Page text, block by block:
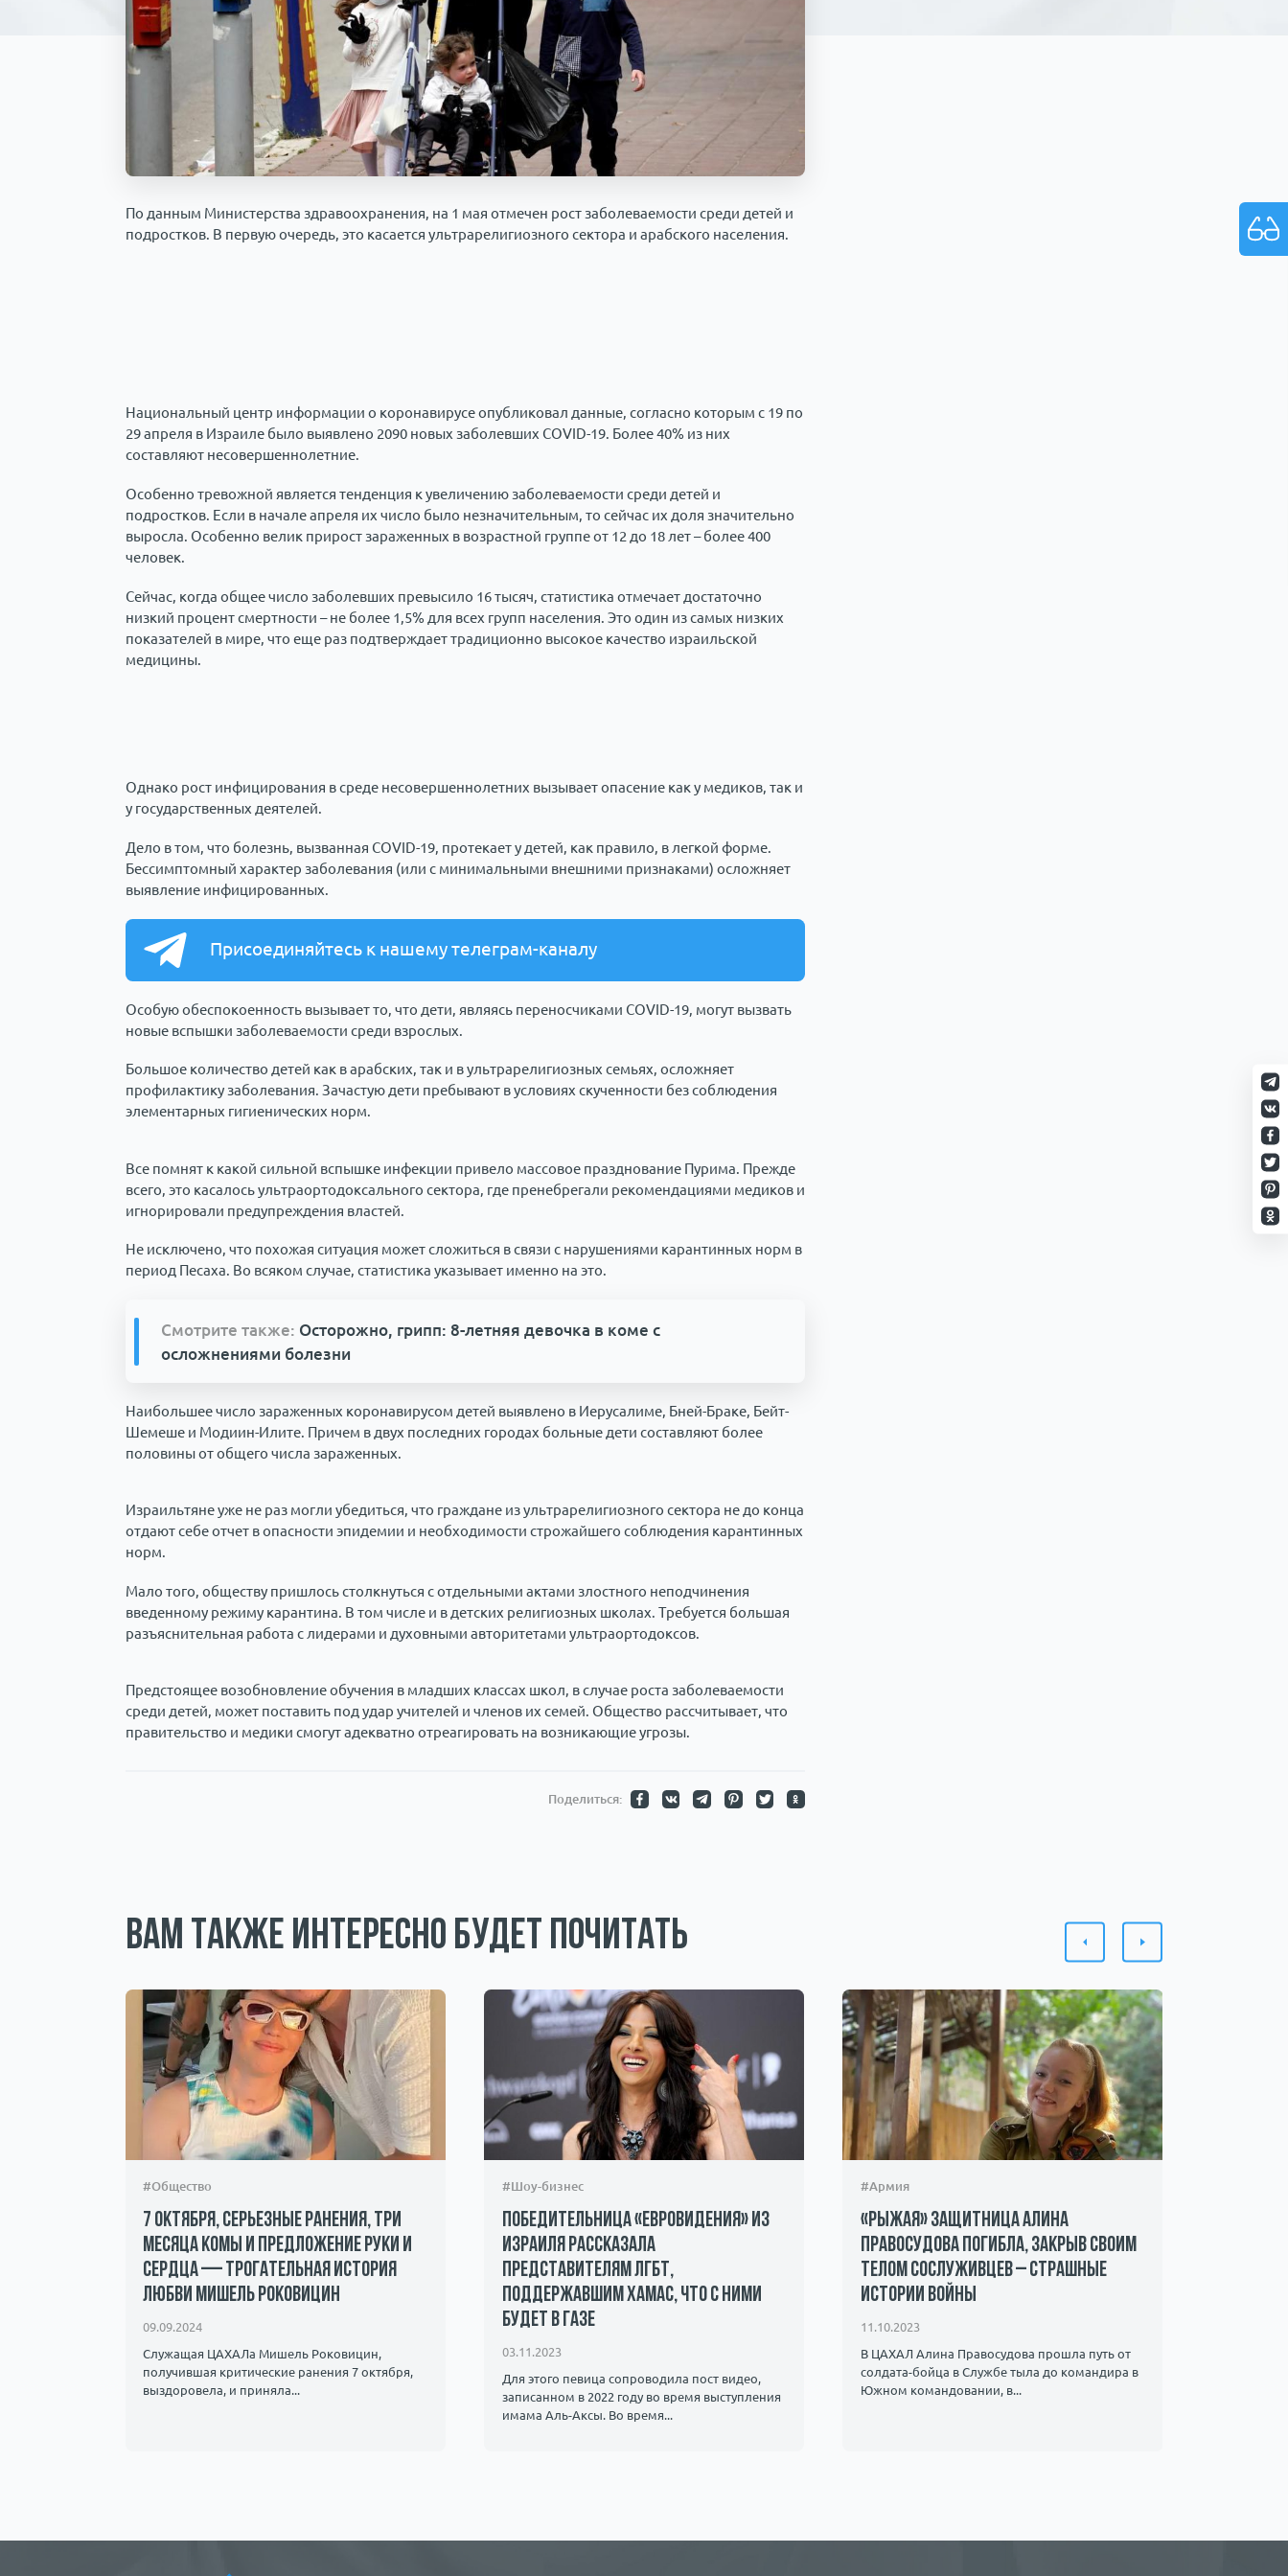
По данным Министерства здравоохранения, на 1 мая отмечен рост заболеваемости среди детей и
подростков. В первую очередь, это касается ультрарелигиозного сектора и арабского населения.
Национальный центр информации о коронавирусе опубликовал данные, согласно которым с 19 по
29 апреля в Израиле было выявлено 2090 новых заболевших COVID-19. Более 40% из них
составляют несовершеннолетние.
Особенно тревожной является тенденция к увеличению заболеваемости среди детей и
подростков. Если в начале апреля их число было незначительным, то сейчас их доля значительно
выросла. Особенно велик прирост зараженных в возрастной группе от 12 до 18 лет – более 400
человек.
Сейчас, когда общее число заболевших превысило 16 тысяч, статистика отмечает достаточно
низкий процент смертности – не более 1,5% для всех групп населения. Это один из самых низких
показателей в мире, что еще раз подтверждает традиционно высокое качество израильской
медицины.
Однако рост инфицирования в среде несовершеннолетних вызывает опасение как у медиков, так и
у государственных деятелей.
Дело в том, что болезнь, вызванная COVID-19, протекает у детей, как правило, в легкой форме.
Бессимптомный характер заболевания (или с минимальными внешними признаками) осложняет
выявление инфицированных.
Присоединяйтесь к нашему телеграм-каналу
Особую обеспокоенность вызывает то, что дети, являясь переносчиками COVID-19, могут вызвать
новые вспышки заболеваемости среди взрослых.
Большое количество детей как в арабских, так и в ультрарелигиозных семьях, осложняет
профилактику заболевания. Зачастую дети пребывают в условиях скученности без соблюдения
элементарных гигиенических норм.
Все помнят к какой сильной вспышке инфекции привело массовое празднование Пурима. Прежде
всего, это касалось ультраортодоксального сектора, где пренебрегали рекомендациями медиков и
игнорировали предупреждения властей.
Не исключено, что похожая ситуация может сложиться в связи с нарушениями карантинных норм в
период Песаха. Во всяком случае, статистика указывает именно на это.
Смотрите также: Осторожно, грипп: 8-летняя девочка в коме с
осложнениями болезни
Наибольшее число зараженных коронавирусом детей выявлено в Иерусалиме, Бней-Браке, Бейт-
Шемеше и Модиин-Илите. Причем в двух последних городах больные дети составляют более
половины от общего числа зараженных.
Израильтяне уже не раз могли убедиться, что граждане из ультрарелигиозного сектора не до конца
отдают себе отчет в опасности эпидемии и необходимости строжайшего соблюдения карантинных
норм.
Мало того, обществу пришлось столкнуться с отдельными актами злостного неподчинения
введенному режиму карантина. В том числе и в детских религиозных школах. Требуется большая
разъяснительная работа с лидерами и духовными авторитетами ультраортодоксов.
Предстоящее возобновление обучения в младших классах школ, в случае роста заболеваемости
среди детей, может поставить под удар учителей и членов их семей. Общество рассчитывает, что
правительство и медики смогут адекватно отреагировать на возникающие угрозы.
Поделиться:
Вам также интересно будет почитать
#Общество
7 октября, серьезные ранения, три
месяца комы и предложение руки и
сердца — трогательная история
любви Мишель Роковицин
09.09.2024
Служащая ЦАХАЛа Мишель Роковицин,
получившая критические ранения 7 октября,
выздоровела, и приняла...
#Шоу-бизнес
Победительница «Евровидения» из
Израиля рассказала
представителям ЛГБТ,
поддержавшим ХАМАС, что с ними
будет в Газе
03.11.2023
Для этого певица сопроводила пост видео,
записанном в 2022 году во время выступления
имама Аль-Аксы. Во время...
#Армия
«Рыжая» защитница Алина
Правосудова погибла, закрыв своим
телом сослуживцев – страшные
истории войны
11.10.2023
В ЦАХАЛ Алина Правосудова прошла путь от
солдата-бойца в Службе тыла до командира в ​​
Южном командовании, в...